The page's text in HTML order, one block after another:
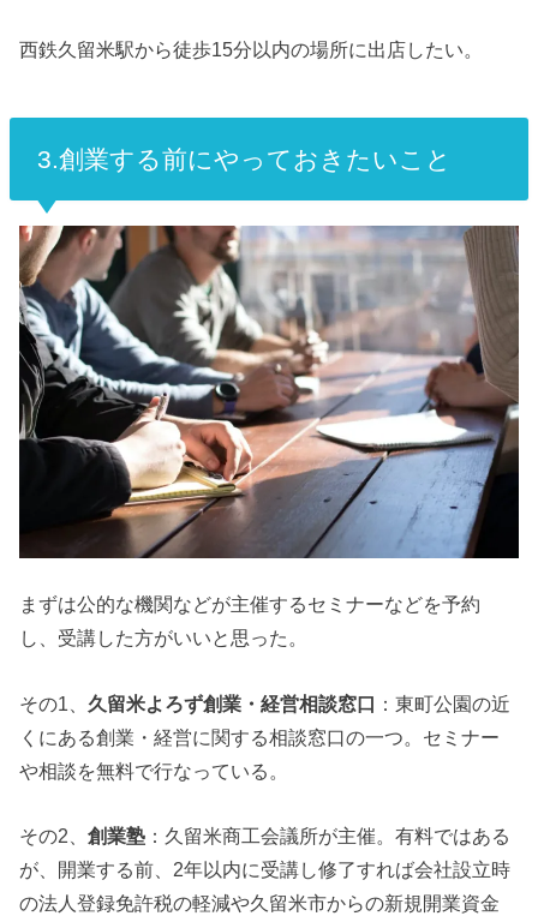
西鉄久留米駅から徒歩15分以内の場所に出店したい。
3.創業する前にやっておきたいこと
まずは公的な機関などが主催するセミナーなどを予約
し、受講した方がいいと思った。
その1、久留米よろず創業・経営相談窓口 ：東町公園の近
くにある創業・経営に関する相談窓口の一つ。セミナー
や相談を無料で行なっている。
その2、創業塾 ：久留米商工会議所が主催。有料ではある
が、開業する前、2年以内に受講し修了すれば会社設立時
の法人登録免許税の軽減や久留米市からの新規開業資金